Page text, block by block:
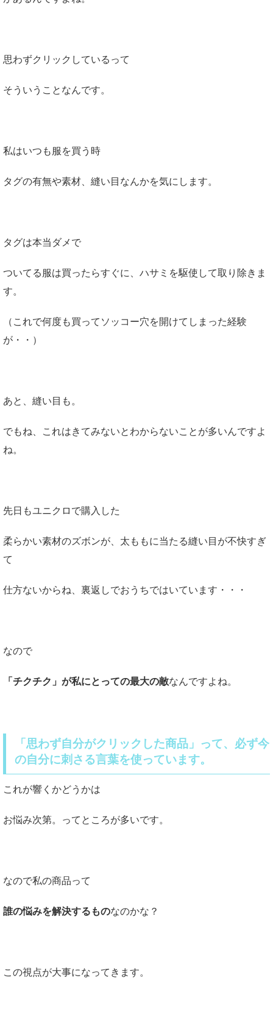
思わずクリックしているって
そういうことなんです。
私はいつも服を買う時
タグの有無や素材、縫い目なんかを気にします。
タグは本当ダメで
ついてる服は買ったらすぐに、ハサミを駆使して取り除きま
す。
（これで何度も買ってソッコー穴を開けてしまった経験
が・・）
あと、縫い目も。
でもね、これはきてみないとわからないことが多いんですよ
ね。
先日もユニクロで購入した
柔らかい素材のズボンが、太ももに当たる縫い目が不快すぎ
て
仕方ないからね、裏返しでおうちではいています・・・
なので
「チクチク」が私にとっての最大の敵なんですよね。
「思わず自分がクリックした商品」って、必ず今
の自分に刺さる言葉を使っています。
これが響くかどうかは
お悩み次第。ってところが多いです。
なので私の商品って
誰の悩みを解決するものなのかな？
この視点が大事になってきます。